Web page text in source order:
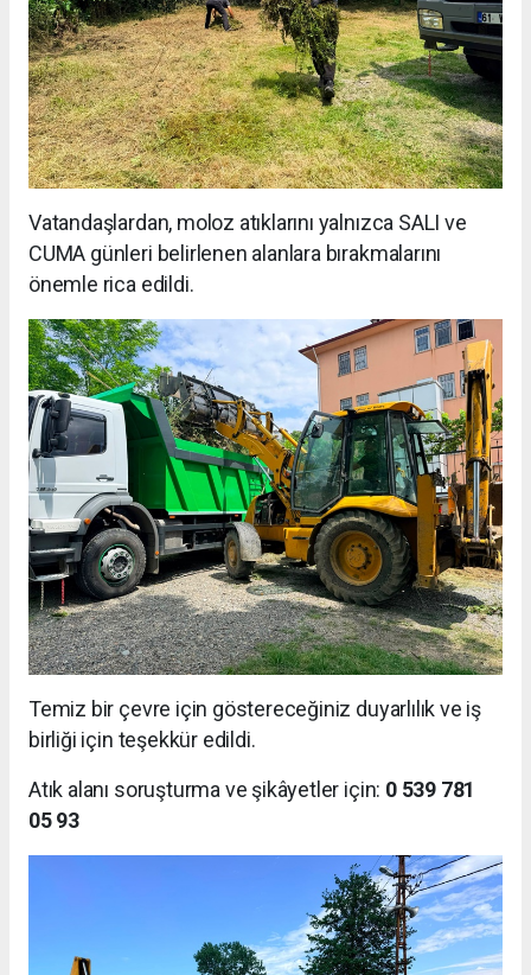
Vatandaşlardan, moloz atıklarını yalnızca SALI ve
CUMA günleri belirlenen alanlara bırakmalarını
önemle rica edildi.
Temiz bir çevre için göstereceğiniz duyarlılık ve iş
birliği için teşekkür edildi.
Atık alanı soruşturma ve şikâyetler için: 0 539 781
05 93